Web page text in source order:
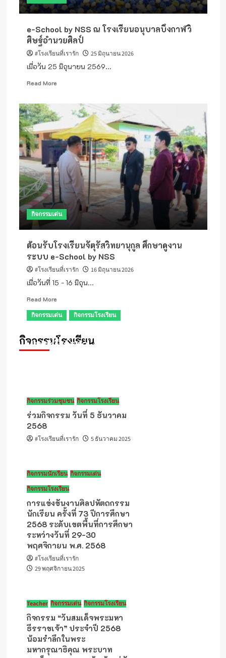
เลิศ(Best
ประเภท
ผู้
บริหาร
สถาน
ศึกษา
จังหวัด
สำนักงาน
ป.ป.ช.จังหวัด
หนองคาย
e-School by NSS ณ โรงเรียนอนุบาลบึงกาฬวิ
ศิษฐ์อำนวยศิลป์
#โรงเรียนที่เรารัก 25 มิถุนายน 2026
เมื่อวัน 25 มิถุนายน 2569...
Read MoreRead
School
by
NSS
ณ
โรงเรียน
อนุบาล
บึง
กาฬ
วิ
ศิษฐ์
อำนวยศิลป์
กิจกรรมเด่น
ต้อนรับโรงเรียนจัตุรัสวิทยานุกูล ศึกษาดูงาน
ระบบ e-School by NSS
#โรงเรียนที่เรารัก 16 มิถุนายน 2026
เมื่อวันที่ 15 - 16 มิถุน...
Read MoreRead
about
โรงเรียน
จัตุรัส
งาน
ระบบ
by
กิจกรรมโรงเรียน
กิจกรรมเด่น กิจกรรมโรงเรียน
วันคล้ายวันสถาปนา คณะลูกเสือแห่งชาติ
ประจำปี 2569
กิจกรรมร่วมชุมชน กิจกรรมโรงเรียน
ร่วมกิจกรรม วันที่ 5 ธันวาคม
2568
#โรงเรียนที่เรารัก 5 ธันวาคม 2025
กิจกรรมนักเรียน กิจกรรมเด่น
กิจกรรมโรงเรียน
การแข่งขันงานศิลปหัตถกรรม
นักเรียน ครั้งที่ 73 ปีการศึกษา
2568 ระดับเขตพื้นที่การศึกษา
ระหว่างวันที่ 29-30
พฤศจิกายน พ.ศ. 2568
#โรงเรียนที่เรารัก
29 พฤศจิกายน 2025
Teacher กิจกรรมเด่น กิจกรรมโรงเรียน
กิจกรรม “วันสมเด็จพระมหา
ธีรราชเจ้า” ประจำปี 2568
น้อมรำลึกในพระ
มหากรุณาธิคุณ พระบาท